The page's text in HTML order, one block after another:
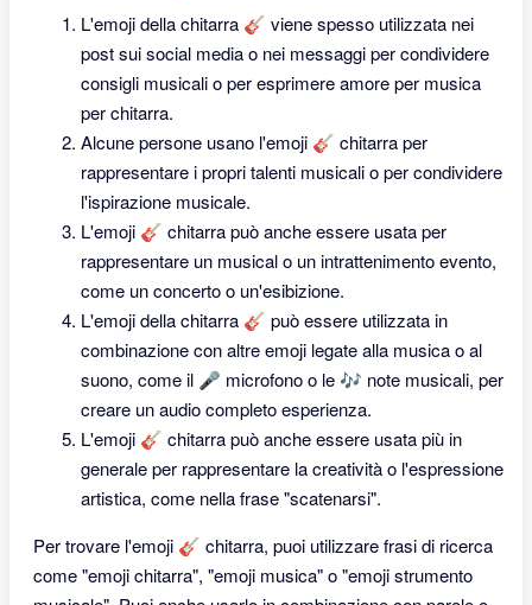
L'emoji della chitarra 🎸 viene spesso utilizzata nei
post sui social media o nei messaggi per condividere
consigli musicali o per esprimere amore per musica
per chitarra.
Alcune persone usano l'emoji 🎸 chitarra per
rappresentare i propri talenti musicali o per condividere
l'ispirazione musicale.
L'emoji 🎸 chitarra può anche essere usata per
rappresentare un musical o un intrattenimento evento,
come un concerto o un'esibizione.
L'emoji della chitarra 🎸 può essere utilizzata in
combinazione con altre emoji legate alla musica o al
suono, come il 🎤 microfono o le 🎶 note musicali, per
creare un audio completo esperienza.
L'emoji 🎸 chitarra può anche essere usata più in
generale per rappresentare la creatività o l'espressione
artistica, come nella frase "scatenarsi".
Per trovare l'emoji 🎸 chitarra, puoi utilizzare frasi di ricerca
come "emoji chitarra", "emoji musica" o "emoji strumento